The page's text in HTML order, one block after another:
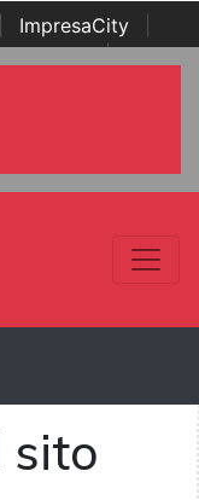
ImpresaCity
Awards | Italian
sito